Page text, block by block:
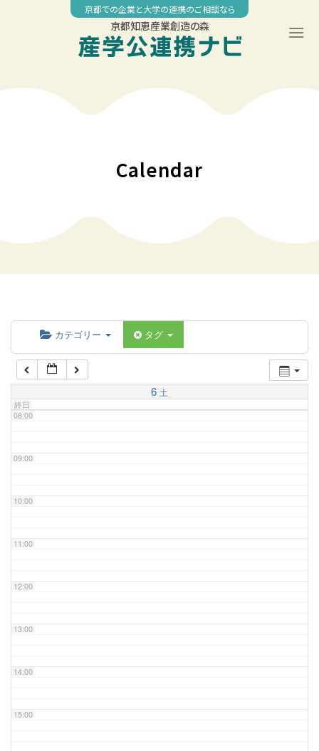
京都での企業と大学の連携のご相談なら
京都知恵産業創造の森
Calendar
カテゴリー タグ
6 土
終日
04:00
07:00
08:00
09:00
10:00
11:00
12:00
13:00
14:00
15:00